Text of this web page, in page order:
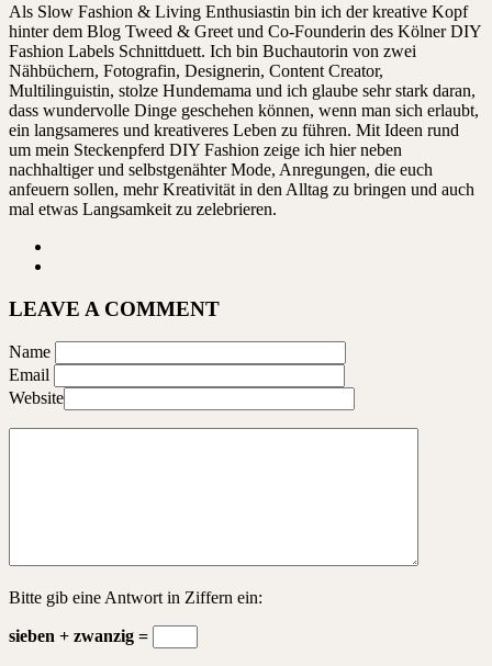
Als Slow Fashion & Living Enthusiastin bin ich der kreative Kopf
hinter dem Blog Tweed & Greet und Co-Founderin des Kölner DIY
Fashion Labels Schnittduett. Ich bin Buchautorin von zwei
Nähbüchern, Fotografin, Designerin, Content Creator,
Multilinguistin, stolze Hundemama und ich glaube sehr stark daran,
dass wundervolle Dinge geschehen können, wenn man sich erlaubt,
ein langsameres und kreativeres Leben zu führen. Mit Ideen rund
um mein Steckenpferd DIY Fashion zeige ich hier neben
nachhaltiger und selbstgenähter Mode, Anregungen, die euch
anfeuern sollen, mehr Kreativität in den Alltag zu bringen und auch
mal etwas Langsamkeit zu zelebrieren.
LEAVE A COMMENT
Name
Email
Website
Bitte gib eine Antwort in Ziffern ein:
sieben + zwanzig =